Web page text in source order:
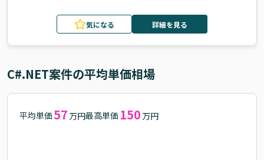
気になる 詳細を見る
C#.NET案件の平均単価相場
平均単価57 万円最高単価 150 万円